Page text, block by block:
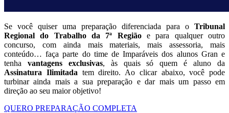
Se você quiser uma preparação diferenciada para o Tribunal
Regional do Trabalho da 7ª Região e para qualquer outro
concurso, com ainda mais materiais, mais assessoria, mais
conteúdo… faça parte do time de Imparáveis dos alunos Gran e
tenha vantagens exclusivas, às quais só quem é aluno da
Assinatura Ilimitadatem direito. Ao clicar abaixo, você pode
turbinar ainda mais a sua preparação e dar mais um passo em
direção ao seu maior objetivo!
QUERO PREPARAÇÃO COMPLETA